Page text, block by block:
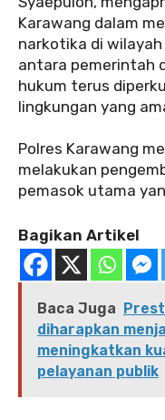
Karawang dalam
narkotika di
antara pemerintah
hukum terus
lingkungan yang
‎Polres Karawang
melakukan
pemasok utama
Bagikan Artikel
Baca Juga
diharapkan
meningkatkan
pelayanan publik